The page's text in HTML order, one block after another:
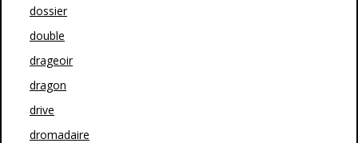
dossier
double
drageoir
dragon
drive
dromadaire